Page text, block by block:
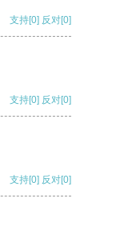
支持[0] 反对[0]
支持[0] 反对[0]
支持[0] 反对[0]